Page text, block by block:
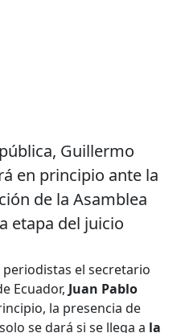
Guillermo
en principio ante la
de la Asamblea
etapa del juicio
el secretario
Ecuador, Juan Pablo
la presencia de
se dará si se llega a la